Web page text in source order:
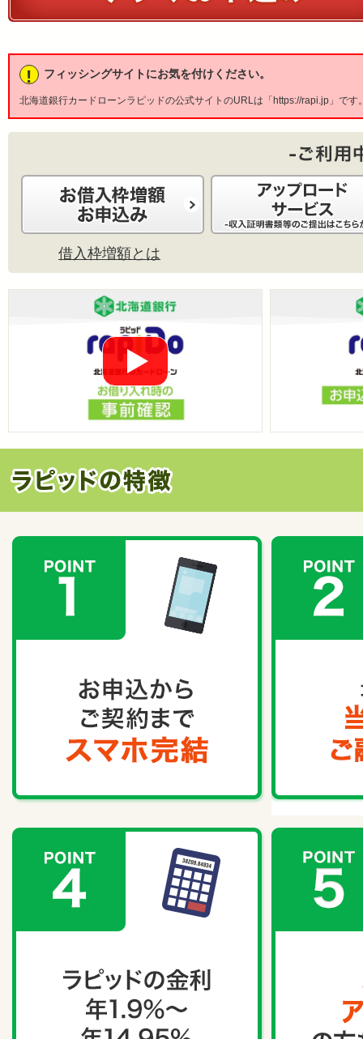
! フィッシングサイトにお気を付けください。
北海道銀行カードローンラピッドの公式サイトのURLは「https://rapi.jp」で
借入枠増額とは